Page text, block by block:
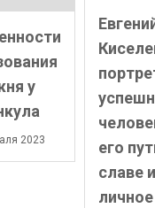
у
2023
его
славе и
личное